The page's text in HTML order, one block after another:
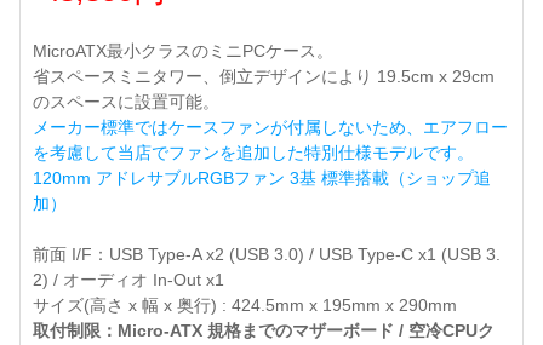
MicroATX最小クラスのミニPCケース。
省スペースミニタワー、倒立デザインにより 19.5cm x 29cm
のスペースに設置可能。
メーカー標準ではケースファンが付属しないため、エアフロー
を考慮して当店でファンを追加した特別仕様モデルです。
120mm アドレサブルRGBファン 3基 標準搭載（ショップ追
加）
前面 I/F：USB Type-A x2 (USB 3.0) / USB Type-C x1 (USB 3.
2) / オーディオ In-Out x1
サイズ(高さ x 幅 x 奥行) : 424.5mm x 195mm x 290mm
取付制限：Micro-ATX 規格までのマザーボード / 空冷CPUク